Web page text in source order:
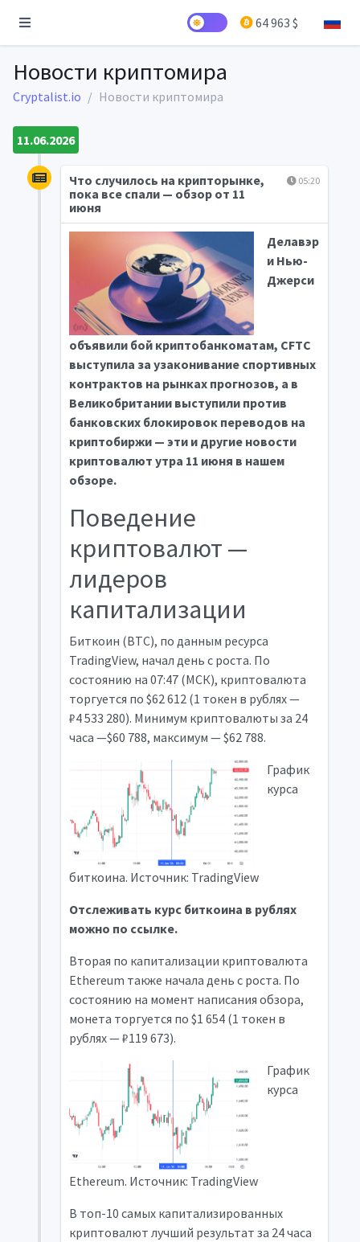
64 963 $
Новости криптомира
Cryptalist.io Новости криптомира
11.06.2026
05:20
Что случилось на крипторынке,
пока все спали — обзор от 11
июня
Делавэр
и Нью-
Джерси
объявили бой криптобанкоматам, CFTC
выступила за узаконивание спортивных
контрактов на рынках прогнозов, а в
Великобритании выступили против
банковских блокировок переводов на
криптобиржи — эти и другие новости
криптовалют утра 11 июня в нашем
обзоре.
Поведение
криптовалют —
лидеров
капитализации
Биткоин (BTC), по данным ресурса
TradingView, начал день с роста. По
состоянию на 07:47 (МСК), криптовалюта
торгуется по $62 612 (1 токен в рублях —
₽4 533 280). Минимум криптовалюты за 24
часа —$60 788, максимум — $62 788.
График
курса
биткоина. Источник: TradingView
Отслеживать курс биткоина в рублях
можно по ссылке.
Вторая по капитализации криптовалюта
Ethereum также начала день с роста. По
состоянию на момент написания обзора,
монета торгуется по $1 654 (1 токен в
рублях — ₽119 673).
График
курса
Ethereum. Источник: TradingView
В топ-10 самых капитализированных
криптовалют лучший результат за 24 часа